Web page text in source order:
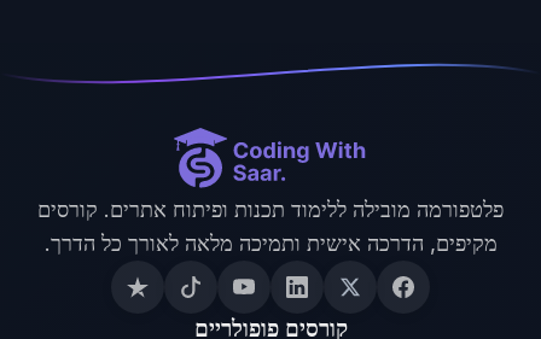
פלטפורמה מובילה ללימוד תכנות ופיתוח אתרים. קורסים
מקיפים, הדרכה אישית ותמיכה מלאה לאורך כל הדרך.
קורסים פופולריים